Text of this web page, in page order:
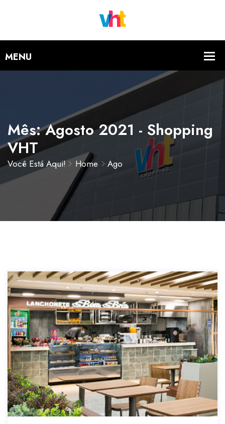
Mês: Agosto 2021 - Shopping
VHT
Você Está Aqui! Home Ago